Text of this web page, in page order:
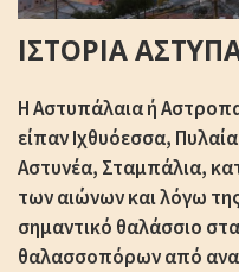
ΙΣΤΟΡΙΑ
Η Αστυπάλαια ή
είπαν Ιχθυόεσσα,
Αστυνέα, Σταμπάλια,
των αιώνων και λόγω
σημαντικό θαλάσσιο
θαλασσοπόρων από